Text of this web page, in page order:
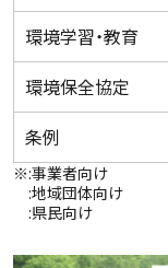
環境学習・教育
環境保全協定
条例
※:事業者向け
:地域団体向け
:県民向け